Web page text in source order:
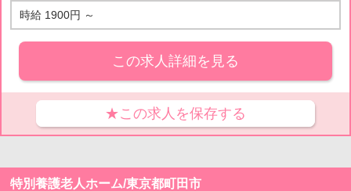
時給 1900円 ～
この求人詳細を見る
★この求人を保存する
特別養護老人ホーム/東京都町田市